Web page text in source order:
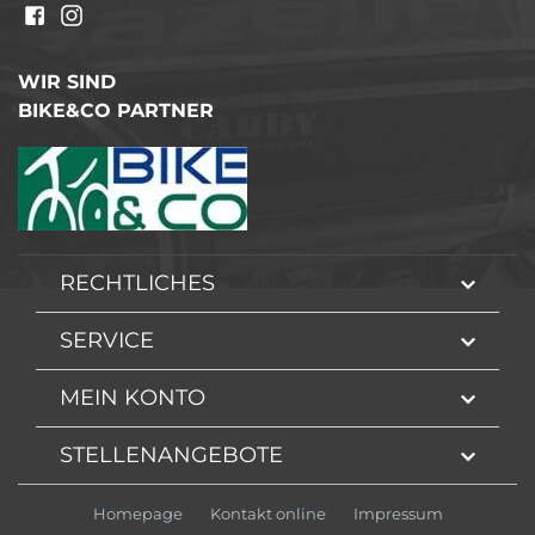
WIR SIND
BIKE&CO PARTNER
RECHTLICHES
SERVICE
MEIN KONTO
STELLENANGEBOTE
Homepage Kontakt online Impressum